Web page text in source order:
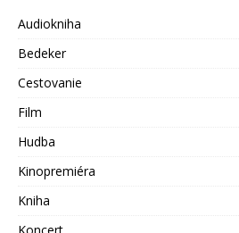
Audiokniha
Bedeker
Cestovanie
Film
Hudba
Kinopremiéra
Kniha
Koncert